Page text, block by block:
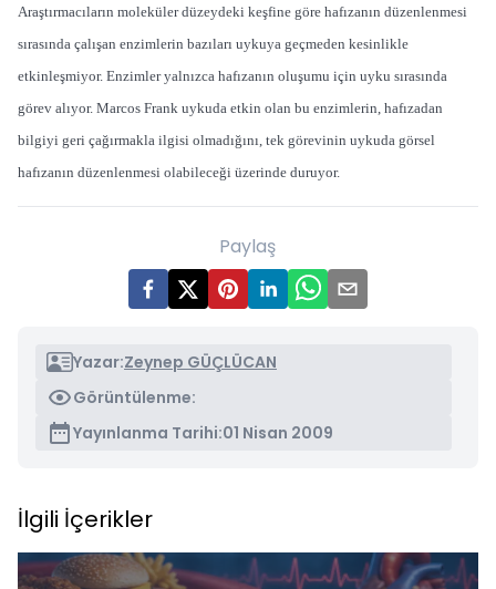
Araştırmacıların moleküler düzeydeki keşfine göre hafızanın düzenlenmesi
sırasında çalışan enzimlerin bazıları uykuya geçmeden kesinlikle
etkinleşmiyor. Enzimler yalnızca hafızanın oluşumu için uyku sırasında
görev alıyor. Marcos Frank uykuda etkin olan bu enzimlerin, hafızadan
bilgiyi geri çağırmakla ilgisi olmadığını, tek görevinin uykuda görsel
hafızanın düzenlenmesi olabileceği üzerinde duruyor.
Paylaş
Yazar:Zeynep GÜÇLÜCAN
Görüntülenme:
Yayınlanma Tarihi:01 Nisan 2009
İlgili İçerikler